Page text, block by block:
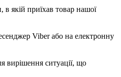
в якій приїхав товар нашої
Viber або на електронну
вирішення ситуації, що